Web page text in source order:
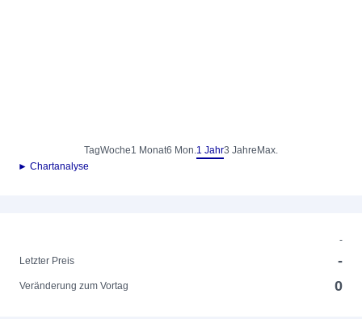
TagWoche1 Monat6 Mon.1 Jahr3 Jahre Max.
► Chartanalyse
-
Letzter Preis
-
Veränderung zum Vortag 0